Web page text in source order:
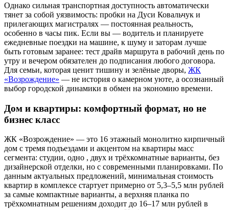
Однако сильная транспортная доступность автоматически
тянет за собой уязвимость: пробки на Дуси Ковальчук и
прилегающих магистралях — постоянная реальность,
особенно в часы пик. Если вы — водитель и планируете
ежедневные поездки на машине, к шуму и заторам лучше
быть готовым заранее: тест драйв маршрута в рабочий день по
утру и вечером обязателен до подписания любого договора.
Для семьи, которая ценит тишину и зелёные дворы, ЖК
«Возрождение» — не история о камерном уюте, а осознанный
выбор городской динамики в обмен на экономию времени.
Дом и квартиры: комфортный формат, но не
бизнес класс
ЖК «Возрождение» — это 16 этажный монолитно кирпичный
дом с тремя подъездами и акцентом на квартиры масс
сегмента: студии, одно , двух и трёхкомнатные варианты, без
дизайнерской отделки, но с современными планировками. По
данным актуальных предложений, минимальная стоимость
квартир в комплексе стартует примерно от 5,3–5,5 млн рублей
за самые компактные варианты, а верхняя планка по
трёхкомнатным решениям доходит до 16–17 млн рублей в